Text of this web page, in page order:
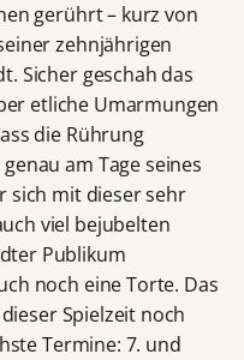
gerührt – kurz von
zehnjährigen
Sicher geschah das
etliche Umarmungen
die Rührung
am Tage seines
sich mit dieser sehr
viel bejubelten
Publikum
noch eine Torte. Das
Spielzeit noch
Termine: 7. und